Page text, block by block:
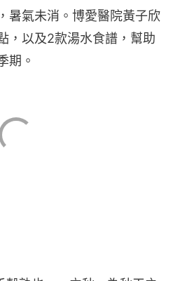
暑氣未消。博愛醫院黃子欣
，以及2款湯水食譜，幫助
期。